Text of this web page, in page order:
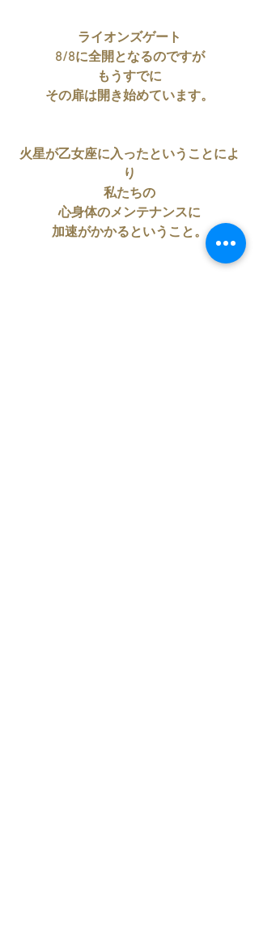
ライオンズゲート
8/8に全開となるのですが
もうすでに
その扉は開き始めています。
火星が乙女座に入ったということによ
り
私たちの
心身体のメンテナンスに
加速がかかるということ。